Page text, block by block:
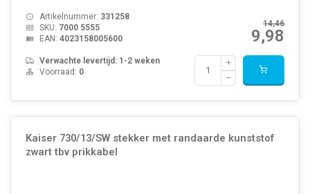
14,46
9,98
Artikelnummer: 331258
SKU: 7000 5555
EAN: 4023158005600
Verwachte levertijd: 1-2 weken
Voorraad: 0
Kaiser 730/13/SW stekker met randaarde kunststof
zwart tbv prikkabel